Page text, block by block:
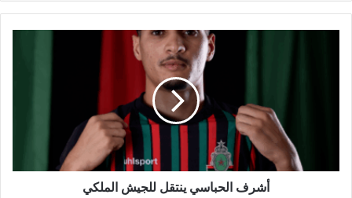
أشرف الحباسي ينتقل للجيش الملكي